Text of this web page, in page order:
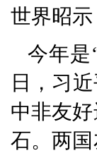
世界昭
今年是
日，习
中非友
石。两